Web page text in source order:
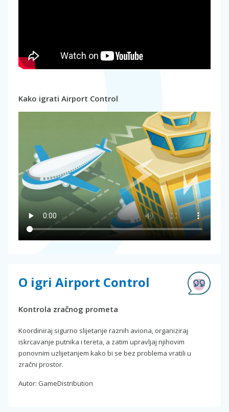
Kako igrati Airport Control
O igri Airport Control
Kontrola zračnog prometa
Koordiniraj sigurno slijetanje raznih aviona, organiziraj
iskrcavanje putnika i tereta, a zatim upravljaj njihovim
ponovnim uzlijetanjem kako bi se bez problema vratili u
zračni prostor.
Autor: GameDistribution